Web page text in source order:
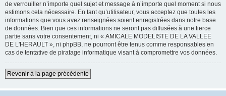
de verrouiller n’importe quel sujet et message à n’importe quel moment si nous
estimons cela nécessaire. En tant qu’utilisateur, vous acceptez que toutes les
informations que vous avez renseignées soient enregistrées dans notre base
de données. Bien que ces informations ne seront pas diffusées à une tierce
partie sans votre consentement, ni « AMICALE MODELISTE DE LA VALLEE
DE L'HERAULT », ni phpBB, ne pourront être tenus comme responsables en
cas de tentative de piratage informatique visant à compromettre vos données.
Revenir à la page précédente